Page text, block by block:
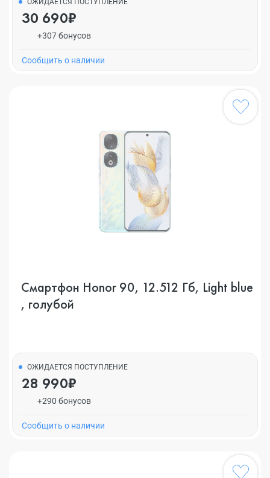
ОЖИДАЕТСЯ ПОСТУПЛЕНИЕ
30 690₽
+307 бонусов
Cообщить о наличии
Смартфон Honor 90, 12.512 Гб, Light blue
, голубой
ОЖИДАЕТСЯ ПОСТУПЛЕНИЕ
28 990₽
+290 бонусов
Cообщить о наличии